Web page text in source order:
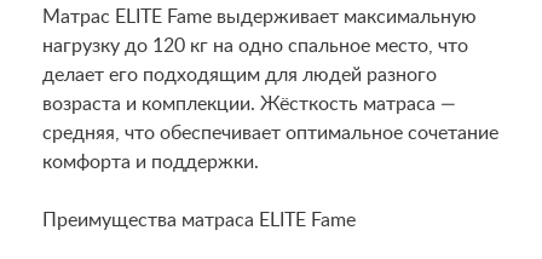
Матрас ELITE Fame выдерживает максимальную
нагрузку до 120 кг на одно спальное место, что
делает его подходящим для людей разного
возраста и комплекции. Жёсткость матраса —
средняя, что обеспечивает оптимальное сочетание
комфорта и поддержки.
Преимущества матраса ELITE Fame